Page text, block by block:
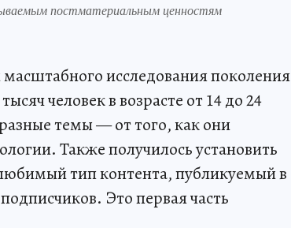
постматериальным ценностям
исследования поколения
человек в возрасте от 14 до 24
темы — от того, как они
Также получилось установить
тип контента, публикуемый в
Это первая часть